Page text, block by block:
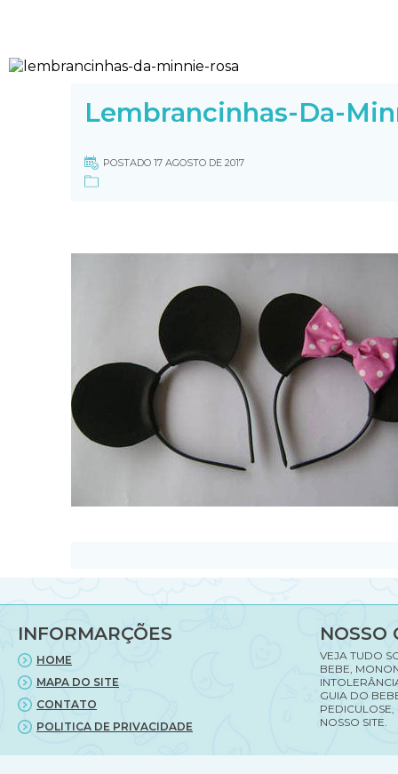
Lembrancinhas-Da-
POSTADO 17 AGOSTO DE 2017
INFORMARÇÕES
HOME
MAPA DO SITE
CONTATO
POLITICA DE PRIVACIDADE
NOSSO
VEJA TUDO
BEBE,
GUIA DO
PEDICULOSE,
NOSSO SITE.